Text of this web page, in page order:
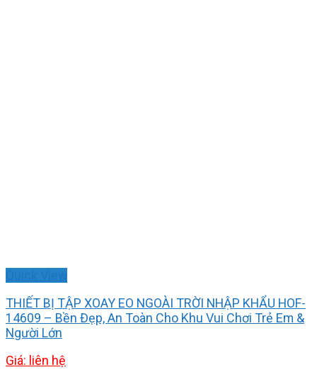
THIẾT BỊ TẬP XOAY EO NGOÀI TRỜI NHẬP KHẨU HOF-
14609 – Bền Đẹp, An Toàn Cho Khu Vui Chơi Trẻ Em &
Người Lớn
Giá: liên hệ